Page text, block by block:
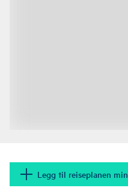
Legg til reiseplanen min